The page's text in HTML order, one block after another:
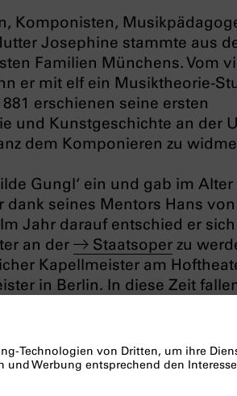
Komponisten,
Josephine stammte aus
Familien Münchens. Vom
er mit elf ein Musiktheorie-
erschienen seine ersten
und Kunstgeschichte an der
dem Komponieren zu
Gungl‘ ein und gab im
seines Mentors Hans
Jahr darauf entschied er
an der
Staatsoper zu
Kapellmeister am
in Berlin. In diese Zeit
Moderne und bis heute zu
sich Strauss auch für die
der deutschen
Musikvereins (ADM).